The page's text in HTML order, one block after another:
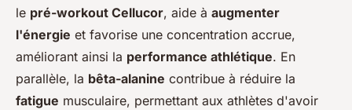
le pré-workout Cellucor, aide à augmenter
l'énergie et favorise une concentration accrue,
améliorant ainsi la performance athlétique. En
parallèle, la bêta-alanine contribue à réduire la
fatigue musculaire, permettant aux athlètes d'avoir